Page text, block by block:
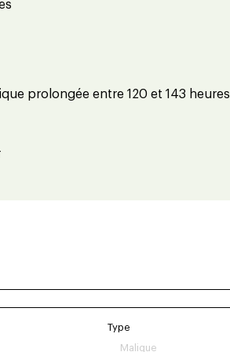
prolongée entre 120 et 143 heures
Type
Malique